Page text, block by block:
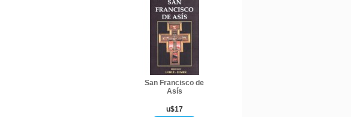
San Francisco de
Asís
u$17